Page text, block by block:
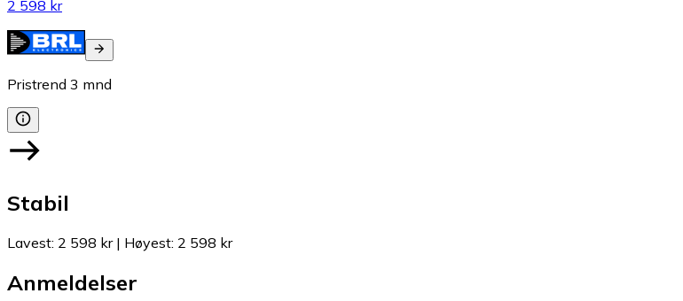
2 598 kr
Pristrend 3 mnd
Stabil
Lavest: 2 598 kr| Høyest: 2 598 kr
Anmeldelser